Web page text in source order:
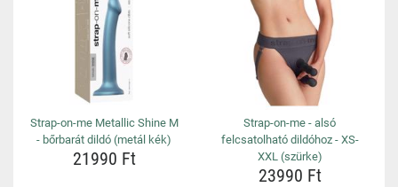
Strap-on-me Metallic Shine M
- bőrbarát dildó (metál kék)
21990 Ft
Strap-on-me - alsó
felcsatolható dildóhoz - XS-
XXL (szürke)
23990 Ft